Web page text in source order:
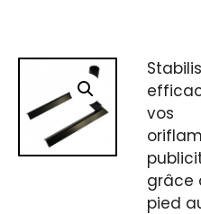
vos
grâce
pied